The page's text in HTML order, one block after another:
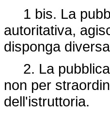
1 bis. La
autoritativa,
disponga
2. La pubblica
non per
dell'istruttoria.